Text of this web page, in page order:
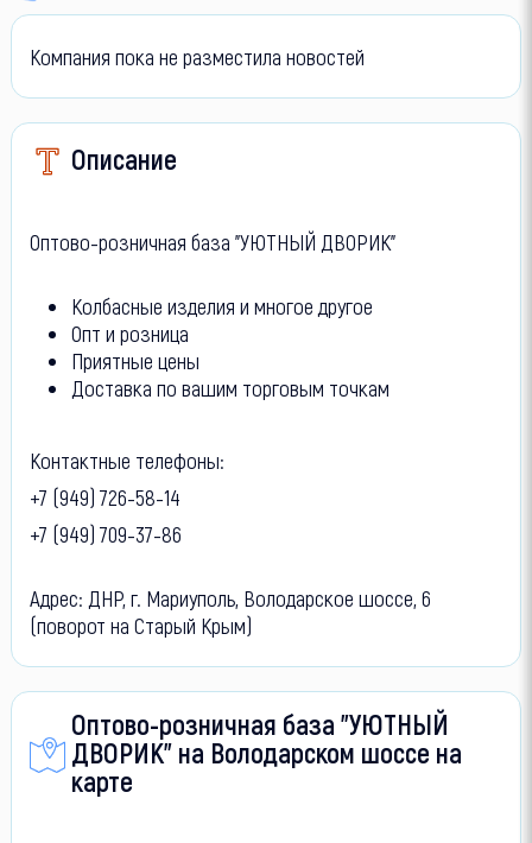
Компания пока не разместила новостей
Описание
Оптово-розничная база "УЮТНЫЙ ДВОРИК"
Колбасные изделия и многое другое
Опт и розница
Приятные цены
Доставка по вашим торговым точкам
Контактные телефоны:
+7 (949) 726-58-14
+7 (949) 709-37-86
Адрес: ДНР, г. Мариуполь, Володарское шоссе, 6
(поворот на Старый Крым)
Оптово-розничная база "УЮТНЫЙ
ДВОРИК" на Володарском шоссе на
карте